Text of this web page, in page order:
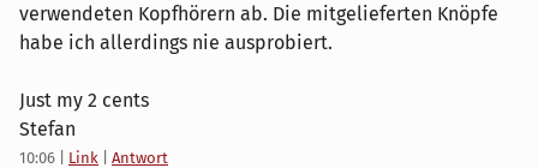
verwendeten Kopfhörern ab. Die mitgelieferten Knöpfe
habe ich allerdings nie ausprobiert.
Just my 2 cents
Stefan
10:06 Link Antwort